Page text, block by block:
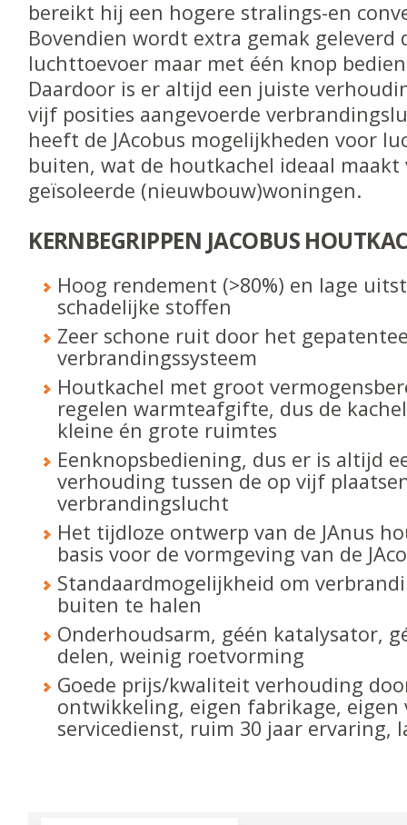
bereikt hij een hogere stralings-en
Bovendien wordt extra gemak geleverd
luchttoevoer maar met één knop
Daardoor is er altijd een juiste
vijf posities aangevoerde
heeft de JAcobus mogelijkheden voor
buiten, wat de houtkachel ideaal maakt
geïsoleerde (nieuwbouw)woningen.
KERNBEGRIPPEN JACOBUS
Hoog rendement (>80%) en lage
schadelijke stoffen
Zeer schone ruit door het
verbrandingssysteem
Houtkachel met groot
regelen warmteafgifte, dus de
kleine én grote ruimtes
Eenknopsbediening, dus er is altijd
verhouding tussen de op vijf
verbrandingslucht
Het tijdloze ontwerp van de JAnus
basis voor de vormgeving van de
Standaardmogelijkheid om
buiten te halen
Onderhoudsarm, géén katalysator,
delen, weinig roetvorming
Goede prijs/kwaliteit verhouding
ontwikkeling, eigen fabrikage, eigen
servicedienst, ruim 30 jaar ervaring,